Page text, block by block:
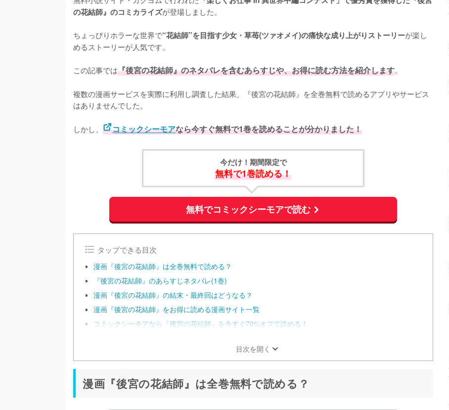
の花結師』のコミカライズが登場しました。
ちょっぴりホラーな世界で“花結師”を目指す少女・草苺(ツァオメイ)の痛快な成り上がりストーリーが楽し
めるストーリーが人気です。
この記事では『後宮の花結師』のネタバレを含むあらすじや、お得に読む方法を紹介します。
複数の漫画サービスを実際に利用し調査した結果、『後宮の花結師』を全巻無料で読めるアプリやサービス
はありませんでした。
しかし、 コミックシーモアなら今すぐ無料で1巻を読めることが分かりました！
今だけ！期間限定で
無料で1巻読める！
無料でコミックシーモアで読む
タップできる目次
漫画『後宮の花結師』は全巻無料で読める？
『後宮の花結師』のあらすじネタバレ(1巻)
漫画『後宮の花結師』の結末・最終回はどうなる？
漫画『後宮の花結師』をお得に読める漫画サイト一覧
コミックシーモアなら『後宮の花結師』を今すぐ70%オフで読める！
目次を開く
漫画『後宮の花結師』は全巻無料で読める？